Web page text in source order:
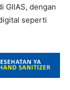
GIIAS, dengan
seperti